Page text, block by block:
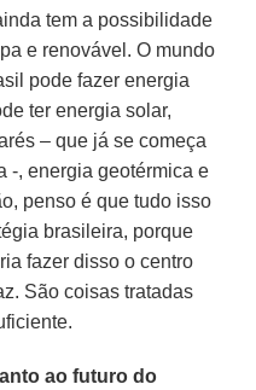
tem a possibilidade
e renovável. O mundo
pode fazer energia
ter energia solar,
– que já se começa
-, energia geotérmica e
penso é que tudo isso
brasileira, porque
fazer disso o centro
São coisas tratadas
ao futuro do